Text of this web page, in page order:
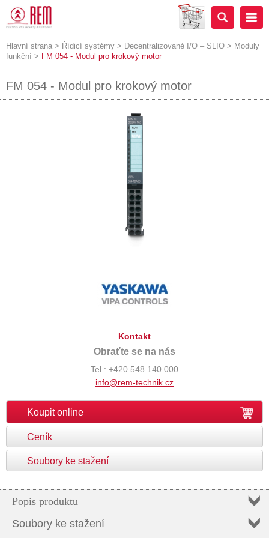
Hlavní strana > Řídicí systémy > Decentralizované I/O – SLIO > Moduly
funkční > FM 054 - Modul pro krokový motor
FM 054 - Modul pro krokový motor
Kontakt
Obraťte se na nás
Tel.: +420 548 140 000
info@rem-technik.cz
Koupit online
Ceník
Soubory ke stažení
Popis produktu
Soubory ke stažení